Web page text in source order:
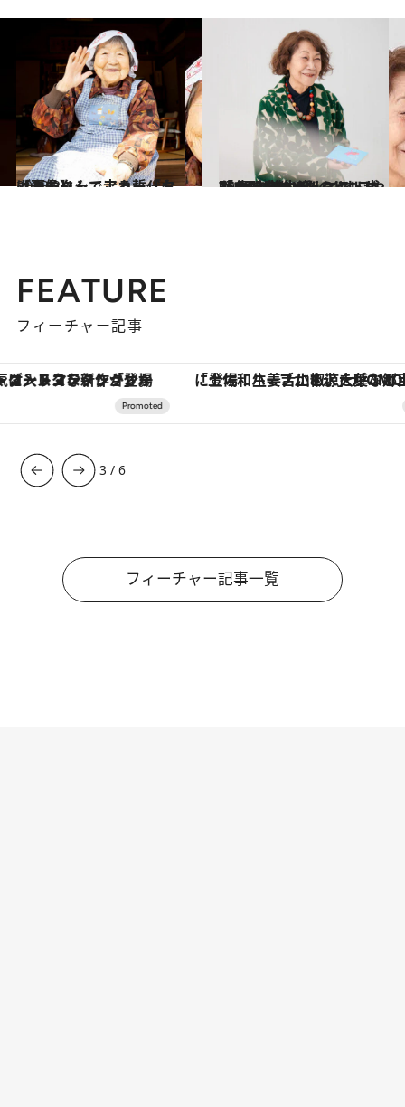
2023.2.4
【画像】シニアカー「タッタッタ」で走る哲代おばあちゃん
カルチャー 2022.3.15
75歳・名コラムニスト中野 翠に学ぶ 楽しくすこやかな“老後生活”のヒント 「心配し始めたらキリがないじゃない」
カルチャー
FEATURE
フィーチャー記事
「土佐和ハーブかき氷」がOMO7高知に登場！生姜、山椒、大葉など目にも舌にも涼を呼ぶ郷土の味 【銀座で出合う最旬美容】美髪ケアや上質
3 /6
フィーチャー記事一覧